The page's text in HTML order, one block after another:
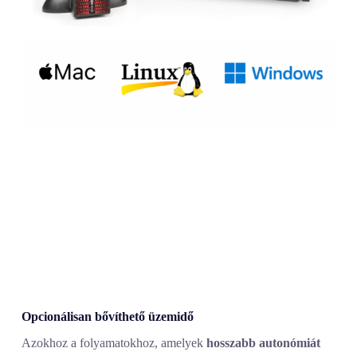
Opcionálisan bővíthető üzemidő
Azokhoz a folyamatokhoz, amelyek hosszabb autonómiát